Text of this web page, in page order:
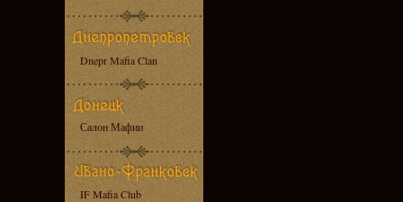
Dnepr Mafia Clan
Салон Мафии
IF Mafia Club